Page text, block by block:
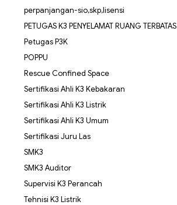
perpanjangan-sio,skp,lisensi
PETUGAS K3 PENYELAMAT RUANG TERBATAS
Petugas P3K
POPPU
Rescue Confined Space
Sertifikasi Ahli K3 Kebakaran
Sertifikasi Ahli K3 Listrik
Sertifikasi Ahli K3 Umum
Sertifikasi Juru Las
SMK3
SMK3 Auditor
Supervisi K3 Perancah
Tehnisi K3 Listrik